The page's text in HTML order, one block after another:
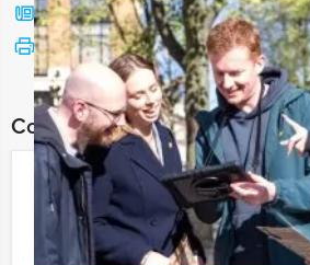
Bel mij terug
Bekijk printbare versie
Combineer dit uitje met:
Pubquiz Lunch in
Vanaf€ 54,50 p.p.
Vanaf 12 personen ‐ 3